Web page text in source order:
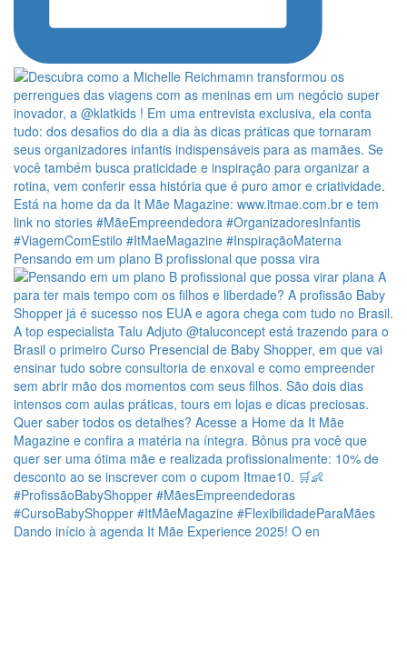
Pensando em um plano B profissional que possa vira
Dando início à agenda It Mãe Experience 2025! O en